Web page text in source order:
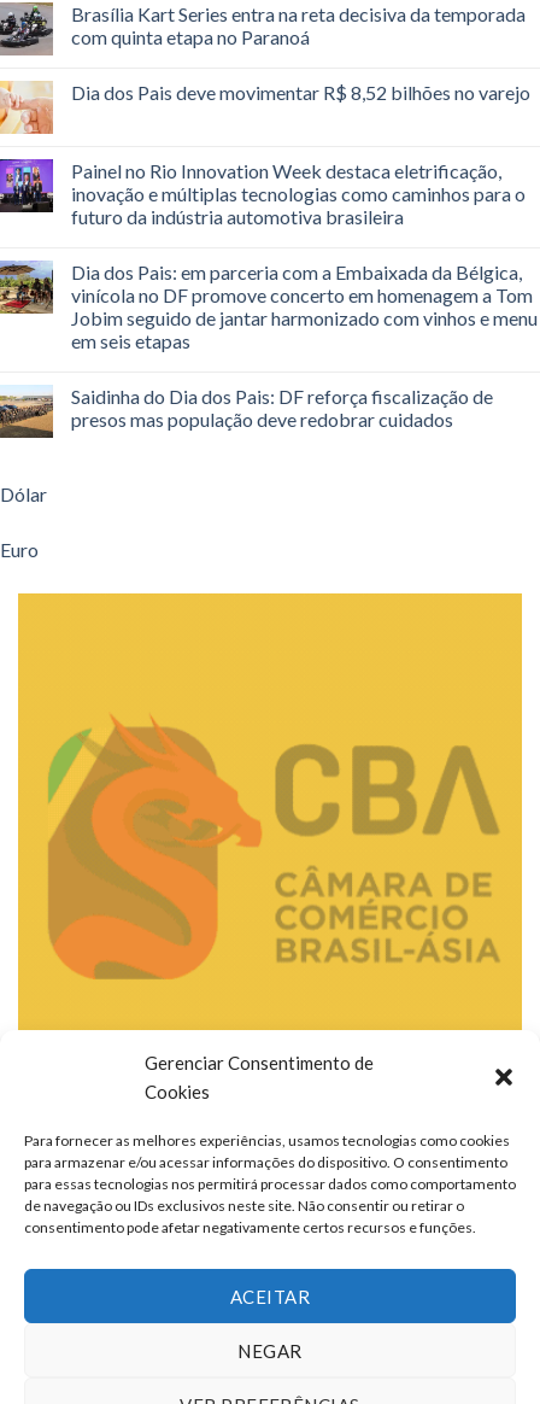
Gerenciar Consentimento de
Cookies
Para fornecer as melhores experiências, usamos tecnologias como cookies
para armazenar e/ou acessar informações do dispositivo. O consentimento
para essas tecnologias nos permitirá processar dados como comportamento
de navegação ou IDs exclusivos neste site. Não consentir ou retirar o
consentimento pode afetar negativamente certos recursos e funções.
ACEITAR
NEGAR
Brasília Kart Series entra na reta decisiva da temporada
com quinta etapa no Paranoá
Dia dos Pais deve movimentar R$ 8,52 bilhões no varejo
Painel no Rio Innovation Week destaca eletrificação,
inovação e múltiplas tecnologias como caminhos para o
futuro da indústria automotiva brasileira
Dia dos Pais: em parceria com a Embaixada da Bélgica,
vinícola no DF promove concerto em homenagem a Tom
Jobim seguido de jantar harmonizado com vinhos e menu
em seis etapas
Saidinha do Dia dos Pais: DF reforça fiscalização de
presos mas população deve redobrar cuidados
Dólar
Euro